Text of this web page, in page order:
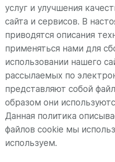
услуг и улучшения
сайта и сервисов. В
приводятся описания
применяться нами для
использовании нашего
рассылаемых по
представляют собой
образом они
Данная политика
файлов cookie мы
используем.